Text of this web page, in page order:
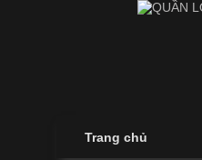
Trang chủ